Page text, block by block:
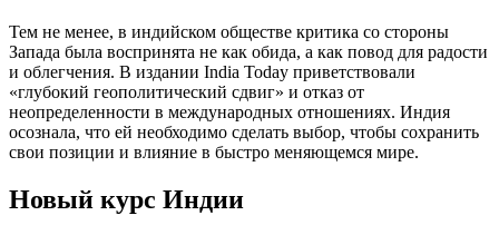
Тем не менее, в индийском обществе критика со стороны
Запада была воспринята не как обида, а как повод для радости
и облегчения. В издании India Today приветствовали
«глубокий геополитический сдвиг» и отказ от
неопределенности в международных отношениях. Индия
осознала, что ей необходимо сделать выбор, чтобы сохранить
свои позиции и влияние в быстро меняющемся мире.
Новый курс Индии